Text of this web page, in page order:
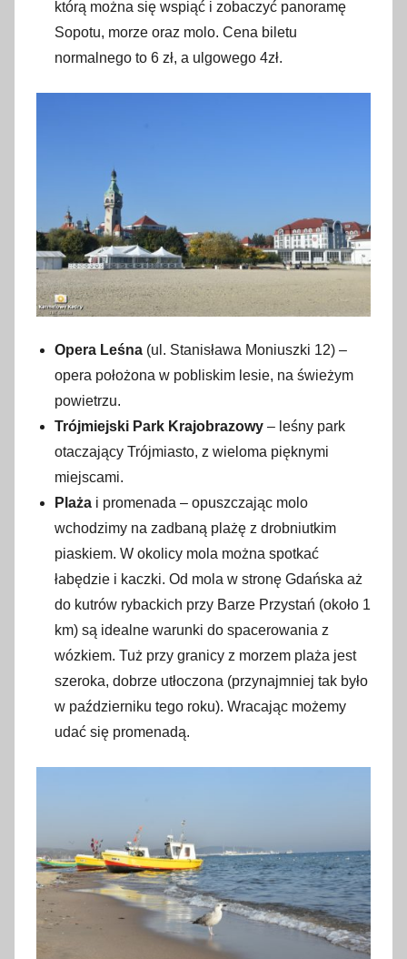
którą można się wspiąć i zobaczyć panoramę
Sopotu, morze oraz molo. Cena biletu
normalnego to 6 zł, a ulgowego 4zł.
Opera Leśna (ul. Stanisława Moniuszki 12) –
opera położona w pobliskim lesie, na świeżym
powietrzu.
Trójmiejski Park Krajobrazowy – leśny park
otaczający Trójmiasto, z wieloma pięknymi
miejscami.
Plaża i promenada – opuszczając molo
wchodzimy na zadbaną plażę z drobniutkim
piaskiem. W okolicy mola można spotkać
łabędzie i kaczki. Od mola w stronę Gdańska aż
do kutrów rybackich przy Barze Przystań (około 1
km) są idealne warunki do spacerowania z
wózkiem. Tuż przy granicy z morzem plaża jest
szeroka, dobrze utłoczona (przynajmniej tak było
w październiku tego roku). Wracając możemy
udać się promenadą.